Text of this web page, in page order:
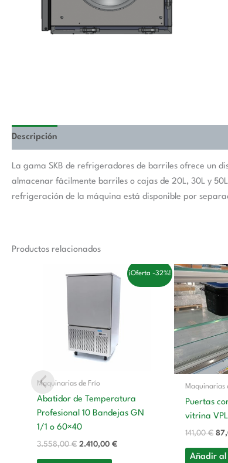
Descripción
La gama SKB de refrigeradores de barriles ofrece un
almacenar fácilmente barriles o cajas de 20L, 30L y
refrigeración de la máquina está disponible por
Productos relacionados
¡Oferta -32%!
Maquinarias de Frío
Abatidor de Temperatura
Profesional 10 Bandejas GN
1/1 o 60×40
3.558,00€ 2.410,00€
precio
Maquinarias
Puertas
vitrina
141,00€
El
Añadir